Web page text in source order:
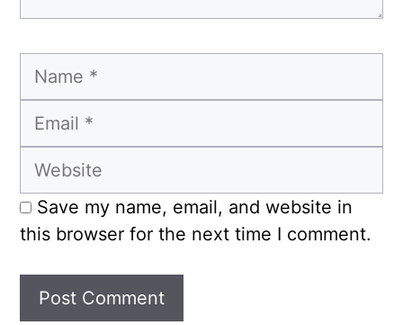
Name
Email
Website
Save my name, email, and website in
this browser for the next time I comment.